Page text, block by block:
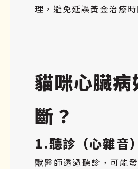
理，避免延誤黃金治療時
貓咪心臟
斷？
1.聽診（心雜音）
獸醫師透過聽診，可能